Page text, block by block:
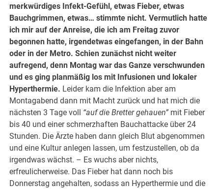
merkwürdiges Infekt-Gefühl, etwas Fieber, etwas
Bauchgrimmen, etwas… stimmte nicht. Vermutlich hatte
ich mir auf der Anreise, die ich am Freitag zuvor
begonnen hatte, irgendetwas eingefangen, in der Bahn
oder in der Metro. Schien zunächst nicht weiter
aufregend, denn Montag war das Ganze verschwunden
und es ging planmäßig los mit Infusionen und lokaler
Hyperthermie. Leider kam die Infektion aber am
Montagabend dann mit Macht zurück und hat mich die
nächsten 3 Tage voll “auf die Bretter gehauen” mit Fieber
bis 40 und einer schmerzhaften Bauchattacke über 24
Stunden. Die Ärzte haben dann gleich Blut abgenommen
und eine Kultur anlegen lassen, um festzustellen, ob da
irgendwas wächst. – Es wuchs aber nichts,
erfreulicherweise. Das Fieber hat dann noch bis
Donnerstag angehalten, sodass an Hyperthermie und die